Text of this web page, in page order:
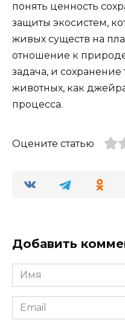
понять ценность
защиты экосистем,
живых существ на
отношение к
задача, и
животных, как
процесса.
Оцените статью
Добавить
Имя
*
Email
*